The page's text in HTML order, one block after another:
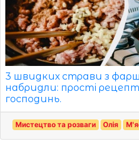
3 швидких страви з
набридли: прості
господинь.
Мистецтво та розваги Олія